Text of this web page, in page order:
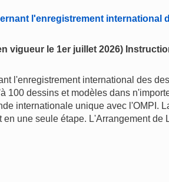
l'enregistrement international
vigueur le 1er juillet 2026)
l'enregistrement international des
100 dessins et modèles dans
internationale unique avec l'OMPI.
une seule étape. L'Arrangement de